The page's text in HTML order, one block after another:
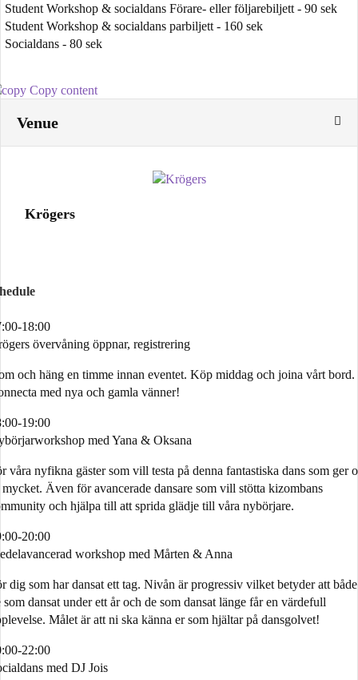
Student Workshop & socialdans Förare- eller följarebiljett - 90 sek
Student Workshop & socialdans parbiljett - 160 sek
Socialdans - 80 sek
Copy content
Venue
Krögers
18:00
övervåning öppnar, registrering
och häng en timme innan eventet. Köp middag och joina vårt bord.
med nya och gamla vänner!
19:00
med Yana & Oksana
våra nyfikna gäster som vill testa på denna fantastiska dans som ger
mycket. Även för avancerade dansare som vill stötta kizombans
och hjälpa till att sprida glädje till våra nybörjare.
20:00
workshop med Mårten & Anna
dig som har dansat ett tag. Nivån är progressiv vilket betyder att både
som dansat under ett år och de som dansat länge får en värdefull
Målet är att ni ska känna er som hjältar på dansgolvet!
22:00
med DJ Jois